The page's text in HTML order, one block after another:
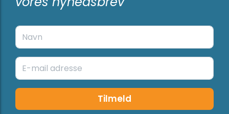
Tilmeld